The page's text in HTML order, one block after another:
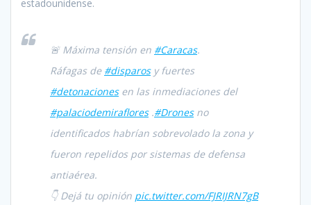
estadounidense.
🚨 Máxima tensión en #Caracas.
Ráfagas de #disparosy fuertes
#detonacionesen las inmediaciones del
#palaciodemiraflores.#Dronesno
identificados habrían sobrevolado la zona y
fueron repelidos por sistemas de defensa
antiaérea.
👇 Dejá tu opinión pic.twitter.com/FJRIJRN7gB